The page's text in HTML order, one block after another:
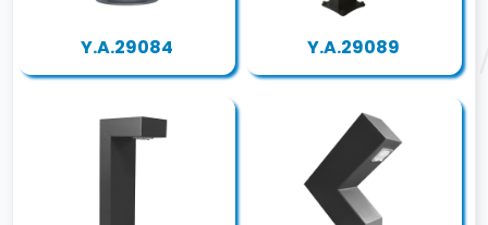
Y.A.29084 Y.A.29089